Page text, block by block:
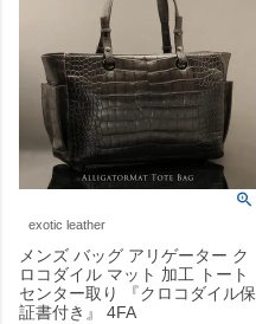
exotic leather
メンズ バッグ アリゲーター ク
ロコダイル マット 加工 トート
センター取り 『クロコダイル保
証書付き』 4FA